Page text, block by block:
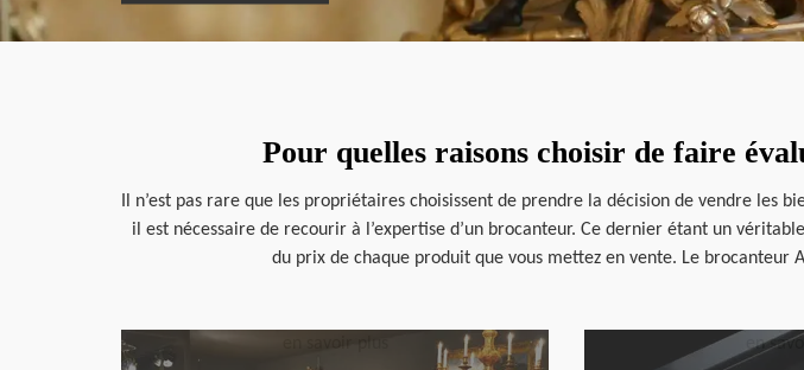
Pour quelles raisons choisir de faire
Il n’est pas rare que les propriétaires choisissent de prendre la décision de vendre les
il est nécessaire de recourir à l’expertise d’un brocanteur. Ce dernier étant un
du prix de chaque produit que vous mettez en vente. Le
en